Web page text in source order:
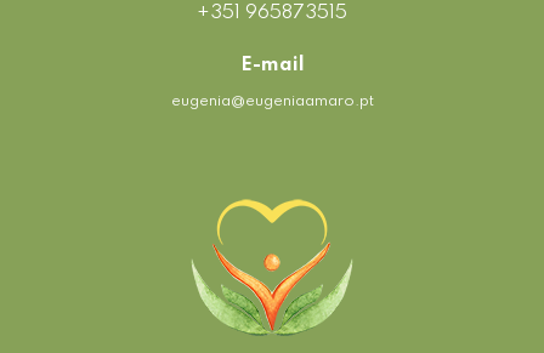
+351 965873515
E-mail
eugenia@eugeniaamaro.pt